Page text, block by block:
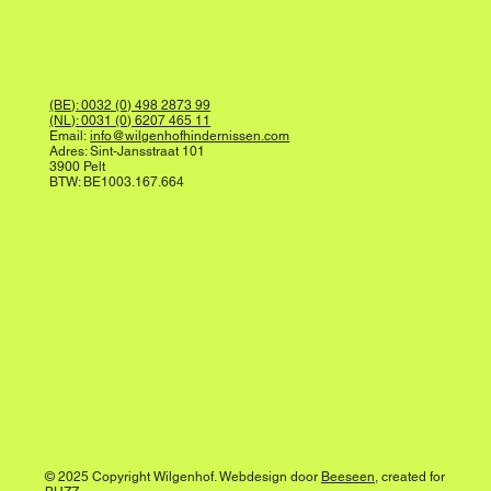
© 2025 Copyright Wilgenhof. Webdesign door Beeseen, created for
(BE): 0032 (0) 498 2873 99
(NL): 0031 (0) 6207 465 11
Email:info@wilgenhofhindernissen.com
Adres: Sint-Jansstraat 101
3900 Pelt
BTW: BE1003.167.664